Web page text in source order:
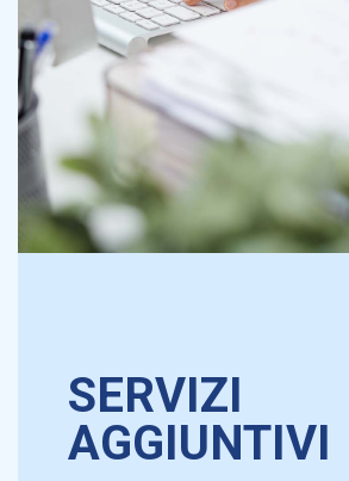
SERVIZI
AGGIUNTIVI